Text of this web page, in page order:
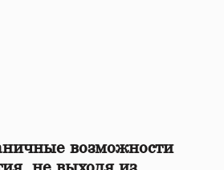
возможности